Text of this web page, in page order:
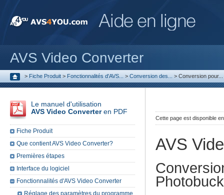
AVS Video Converter
> Fiche Produit > Fonctionnalités d'AVS... > Conversion des... > Conversion pour...
Cette page est disponible
AVS
Le manuel d'utilisation
AVS Video Converteren PDF
Fiche Produit
Que contient AVS Video Converter?
Premières étapes
Interface du logiciel
Fonctionnalités d'AVS Video Converter
Réglage des paramètres du programme